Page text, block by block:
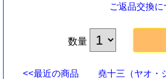
ご返品交換
数量
<<最近の商品
堯十三（ヤオ・